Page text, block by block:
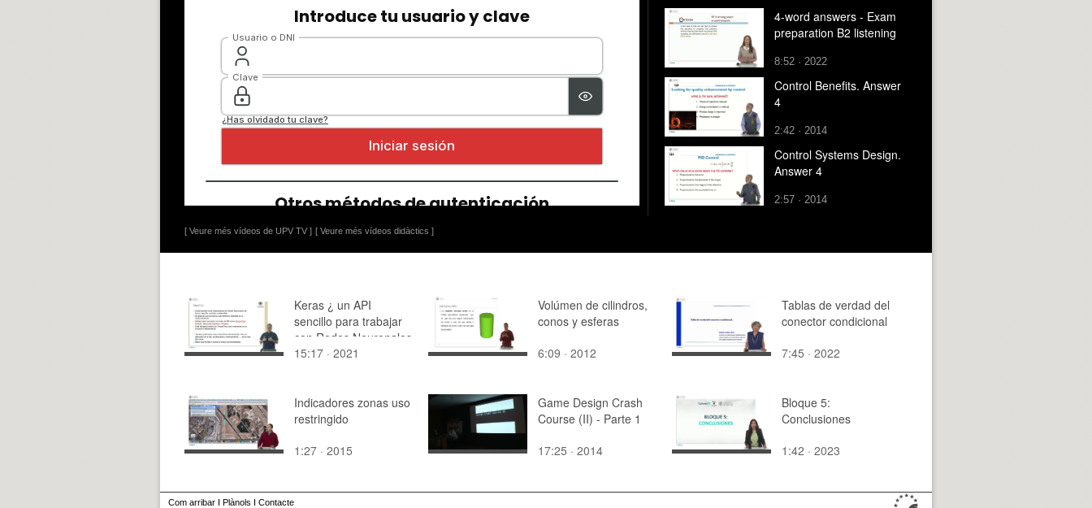
[ Veure més vídeos de UPV TV ] [ Veure més vídeos didàctics ]
4-word answers - Exam
preparation B2 listening
8:52 · 2022
Control Benefits. Answer
4
2:42 · 2014
Control Systems Design.
Answer 4
2:57 · 2014
Keras ¿ un API
sencillo para trabajar
con Redes Neuronales
15:17 · 2021
Volúmen de cilindros,
conos y esferas
6:09 · 2012
Tablas de verdad del
conector condicional
7:45 · 2022
Indicadores zonas uso
restringido
1:27 · 2015
Game Design Crash
Course (II) - Parte 1
17:25 · 2014
Bloque 5:
Conclusiones
1:42 · 2023
Com arribar I Plànols I Contacte